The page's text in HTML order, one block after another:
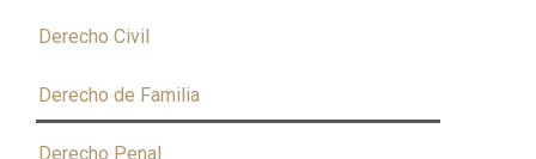
Derecho Civil
Derecho de Familia
Derecho Penal